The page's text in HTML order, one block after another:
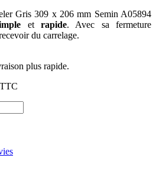
Gris 309 x 206 mm Semin A05894
et rapide. Avec sa fermeture
du carrelage.
plus rapide.
TTC